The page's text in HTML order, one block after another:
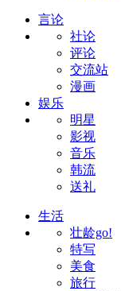
言论
社论
评论
交流站
漫画
娱乐
明星
影视
音乐
韩流
送礼
生活
壮龄go!
特写
美食
旅行